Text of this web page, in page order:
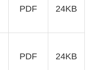
PDF 24KB
PDF 24KB